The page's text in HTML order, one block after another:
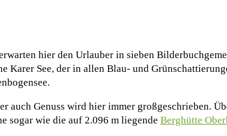
hier den Urlauber in sieben
See, der in allen Blau- und
auch Genuss wird hier immer großgeschrieben.
sogar wie die auf 2.096 m liegende Berghütte